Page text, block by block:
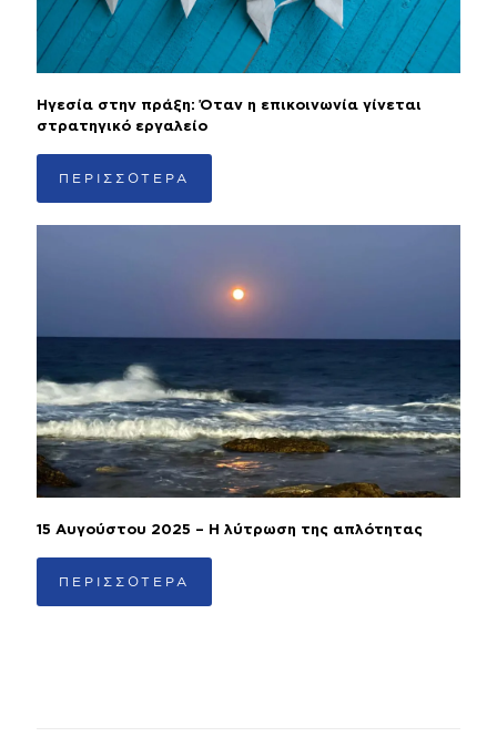
Ηγεσία στην πράξη: Όταν η επικοινωνία γίνεται
στρατηγικό εργαλείο
ΠΕΡΙΣΣΟΤΕΡΑ
15 Αυγούστου 2025 – Η λύτρωση της απλότητας
ΠΕΡΙΣΣΟΤΕΡΑ